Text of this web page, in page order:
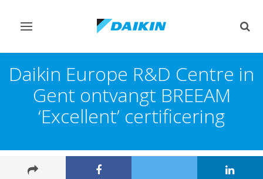
Navigatie
Daikin Europe R&D Centre in
Gent ontvangt BREEAM
‘Excellent’ certificering